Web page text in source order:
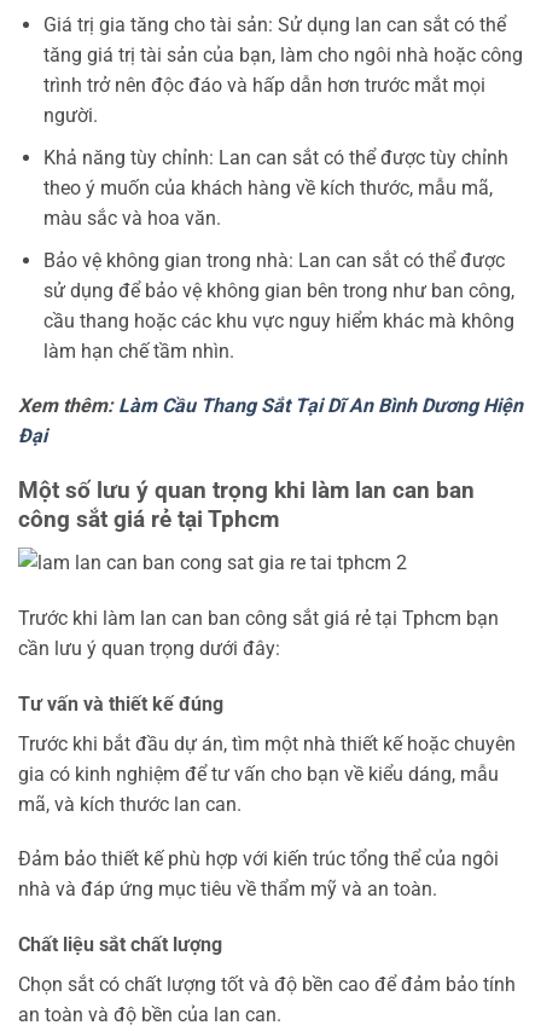
Giá trị gia tăng cho tài sản: Sử dụng lan can sắt có thể
tăng giá trị tài sản của bạn, làm cho ngôi nhà hoặc công
trình trở nên độc đáo và hấp dẫn hơn trước mắt mọi
người.
Khả năng tùy chỉnh: Lan can sắt có thể được tùy chỉnh
theo ý muốn của khách hàng về kích thước, mẫu mã,
màu sắc và hoa văn.
Bảo vệ không gian trong nhà: Lan can sắt có thể được
sử dụng để bảo vệ không gian bên trong như ban công,
cầu thang hoặc các khu vực nguy hiểm khác mà không
làm hạn chế tầm nhìn.
Xem thêm: Làm Cầu Thang Sắt Tại Dĩ An Bình Dương Hiện
Đại
Một số lưu ý quan trọng khi làm lan can ban
công sắt giá rẻ tại Tphcm
Trước khi làm lan can ban công sắt giá rẻ tại Tphcm bạn
cần lưu ý quan trọng dưới đây:
Tư vấn và thiết kế đúng
Trước khi bắt đầu dự án, tìm một nhà thiết kế hoặc chuyên
gia có kinh nghiệm để tư vấn cho bạn về kiểu dáng, mẫu
mã, và kích thước lan can.
Đảm bảo thiết kế phù hợp với kiến trúc tổng thể của ngôi
nhà và đáp ứng mục tiêu về thẩm mỹ và an toàn.
Chất liệu sắt chất lượng
Chọn sắt có chất lượng tốt và độ bền cao để đảm bảo tính
an toàn và độ bền của lan can.